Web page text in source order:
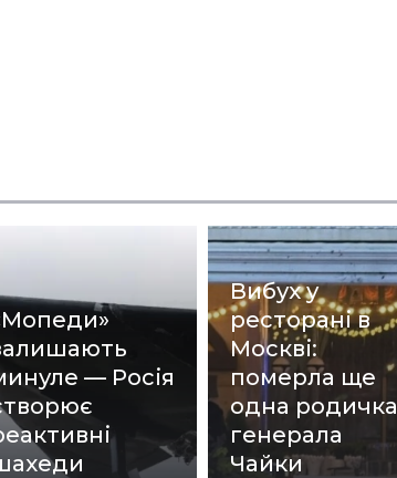
— Росія
Вибух у
ресторані в
Москві:
померла ще
одна родичка
генерала
Чайки